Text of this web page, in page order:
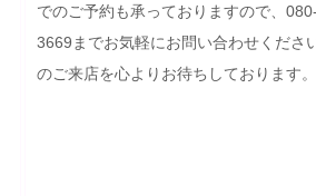
でのご予約も承っておりますので、
3669までお気軽にお問い合わせくださ
のご来店を心よりお待ちしております。